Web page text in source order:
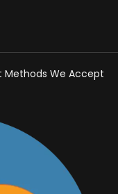
Methods We Accept